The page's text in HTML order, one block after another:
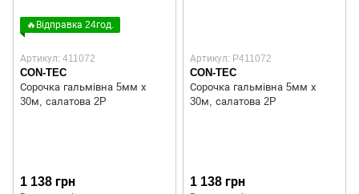
🔥Відправка 24год.
Артикул: 411072
CON-TEC
Сорочка гальмівна 5мм х
30м, салатова 2P
1 138 грн
Артикул: P411072
CON-TEC
Сорочка гальмівна 5мм х
30м, салатова 2P
1 138 грн